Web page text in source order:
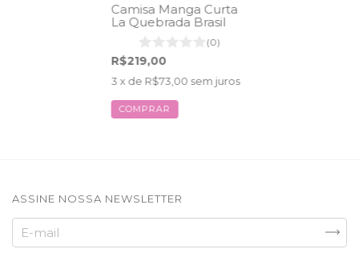
Camisa Manga Curta
La Quebrada Brasil
(0)
R$219,00
3 x de R$73,00 sem juros
COMPRAR
ASSINE NOSSA NEWSLETTER